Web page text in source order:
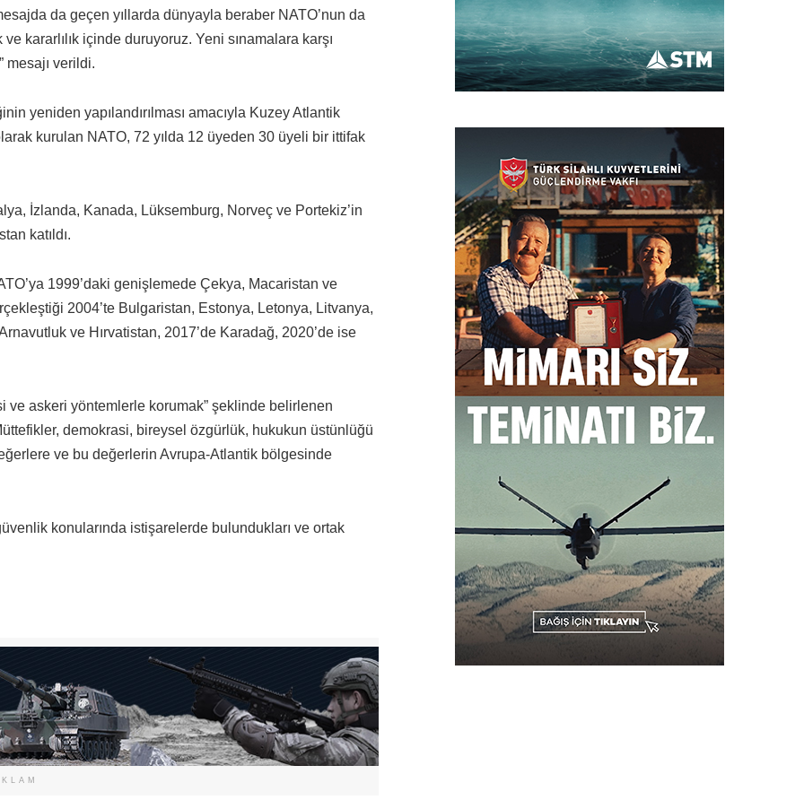
da geçen yıllarda dünyayla beraber NATO’nun da
kararlılık içinde duruyoruz. Yeni sınamalara karşı
mesajı verildi.
yeniden yapılandırılması amacıyla Kuzey Atlantik
kurulan NATO, 72 yılda 12 üyeden 30 üyeli bir ittifak
İzlanda, Kanada, Lüksemburg, Norveç ve Portekiz’in
katıldı.
1999’daki genişlemede Çekya, Macaristan ve
2004’te Bulgaristan, Estonya, Letonya, Litvanya,
ve Hırvatistan, 2017’de Karadağ, 2020’de ise
askeri yöntemlerle korumak” şeklinde belirlenen
demokrasi, bireysel özgürlük, hukukun üstünlüğü
ve bu değerlerin Avrupa-Atlantik bölgesinde
konularında istişarelerde bulundukları ve ortak